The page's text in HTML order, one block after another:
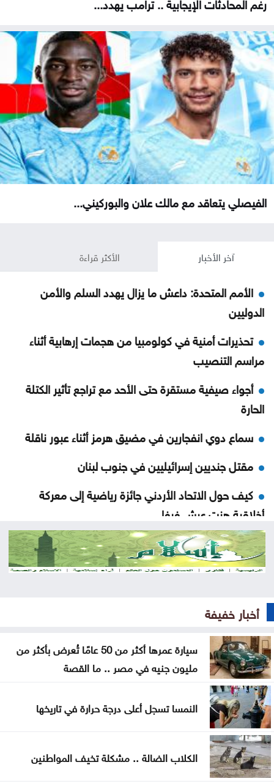
الفيصلي يتعاقد مع مالك علان والبوركيني...
آخر الأخبار الأكثر قراءة
الأمم المتحدة: داعش ما يزال يهدد السلم والأمن
الدوليين
تحذيرات أمنية في كولومبيا من هجمات إرهابية أثناء
مراسم التنصيب
أجواء صيفية مستقرة حتى الأحد مع تراجع تأثير الكتلة
الحارة
سماع دوي انفجارين في مضيق هرمز أثناء عبور ناقلة
مقتل جنديين إسرائيليين في جنوب لبنان
كيف حول الاتحاد الأردني جائزة رياضية إلى معركة
أخلاقية هزت عرش فيفا
اتهامات الأمير علي تهز الفيفا .. ماذا قالت الصحافة
العالمية عن إنفانتينو؟
المغرب
جنيه في مصر .. ما القصة
نقص الشرائح يلاحق آبل .. هل تتأثر أجهزة آيفون وماك؟
هل أصبحت الهواتف القابلة للطي مملة؟
5 إشارات قد يرسلها القلب قبل الجلطة .. لا تتجاهلها
العدو الخفي للمسافرين .. لماذا يرهقك اختلاف التوقيت
أخبار خفيفة
سيارة عمرها أكثر من 50 عامًا تُعرض بأكثر من
مليون جنيه في مصر .. ما القصة
النمسا تسجل أعلى درجة حرارة في تاريخها
الكلاب الضالة .. مشكلة تخيف المواطنين